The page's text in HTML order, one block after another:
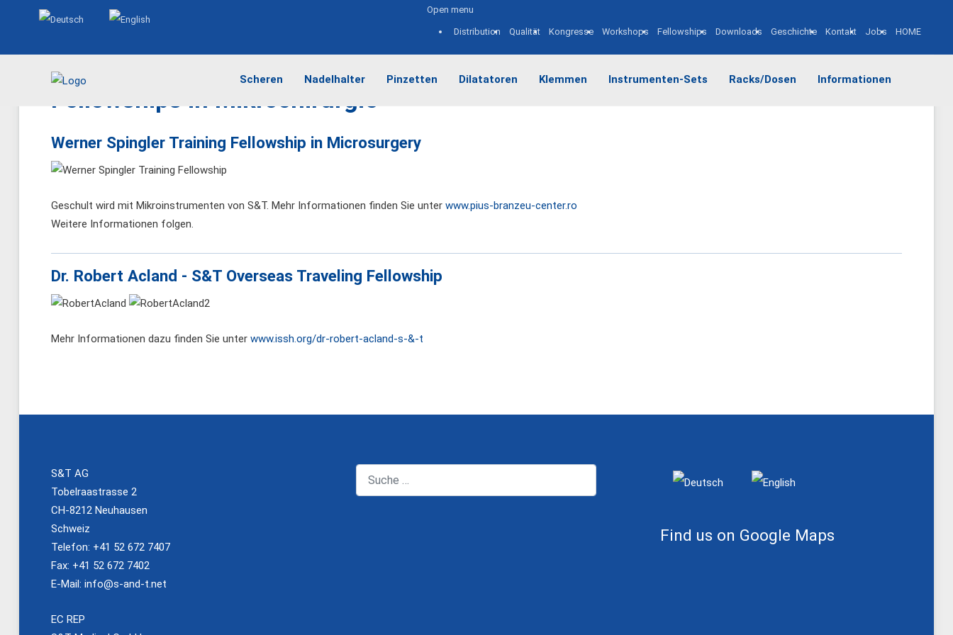
Sprache auswählen Open menu
Distribution Qualität Kongresse Workshops Fellowships Downloads Geschichte Kontakt Jobs HOME
Scheren Nadelhalter Pinzetten Dilatatoren Klemmen Instrumenten-Sets Racks/Dosen Informationen
Fellowships in Mikrochirurgie
Werner Spingler Training Fellowship in Microsurgery
Geschult wird mit Mikroinstrumenten von S&T. Mehr Informationen finden Sie unter www.pius-branzeu-center.ro
Weitere Informationen folgen.
Dr. Robert Acland - S&T Overseas Traveling Fellowship
Mehr Informationen dazu finden Sie unter www.issh.org/dr-robert-acland-s-&-t
S&T AG
Tobelraastrasse 2
CH-8212 Neuhausen
Schweiz
Telefon: +41 52 672 7407
Fax: +41 52 672 7402
E-Mail: info@s-and-t.net
EC REP
Suchen Sprache auswählen
Find us on Google Maps